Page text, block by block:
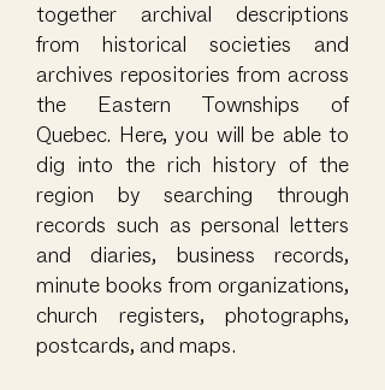
together archival descriptions
from historical societies and
archives repositories from across
the Eastern Townships of
Quebec. Here, you will be able to
dig into the rich history of the
region by searching through
records such as personal letters
and diaries, business records,
minute books from organizations,
church registers, photographs,
postcards, and maps.